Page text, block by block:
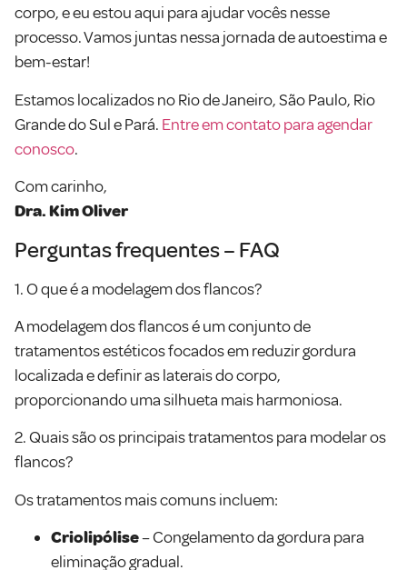
corpo, e eu estou aqui para ajudar vocês nesse
processo. Vamos juntas nessa jornada de autoestima e
bem-estar!
Estamos localizados no Rio de Janeiro, São Paulo, Rio
Grande do Sul e Pará. Entre em contato para agendar
conosco.
Com carinho,
Dra. Kim Oliver
Perguntas frequentes – FAQ
1. O que é a modelagem dos flancos?
A modelagem dos flancos é um conjunto de
tratamentos estéticos focados em reduzir gordura
localizada e definir as laterais do corpo,
proporcionando uma silhueta mais harmoniosa.
2. Quais são os principais tratamentos para modelar os
flancos?
Os tratamentos mais comuns incluem:
Criolipólise– Congelamento da gordura para
eliminação gradual.